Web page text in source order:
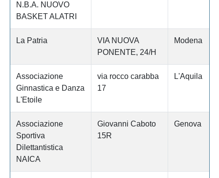
N.B.A. NUOVO
BASKET ALATRI
La Patria
VIA NUOVA
PONENTE, 24/H
Modena
Associazione
Ginnastica e Danza
L'Etoile
via rocco carabba
17
L'Aquila
Associazione
Sportiva
Dilettantistica
NAICA
Giovanni Caboto
15R
Genova